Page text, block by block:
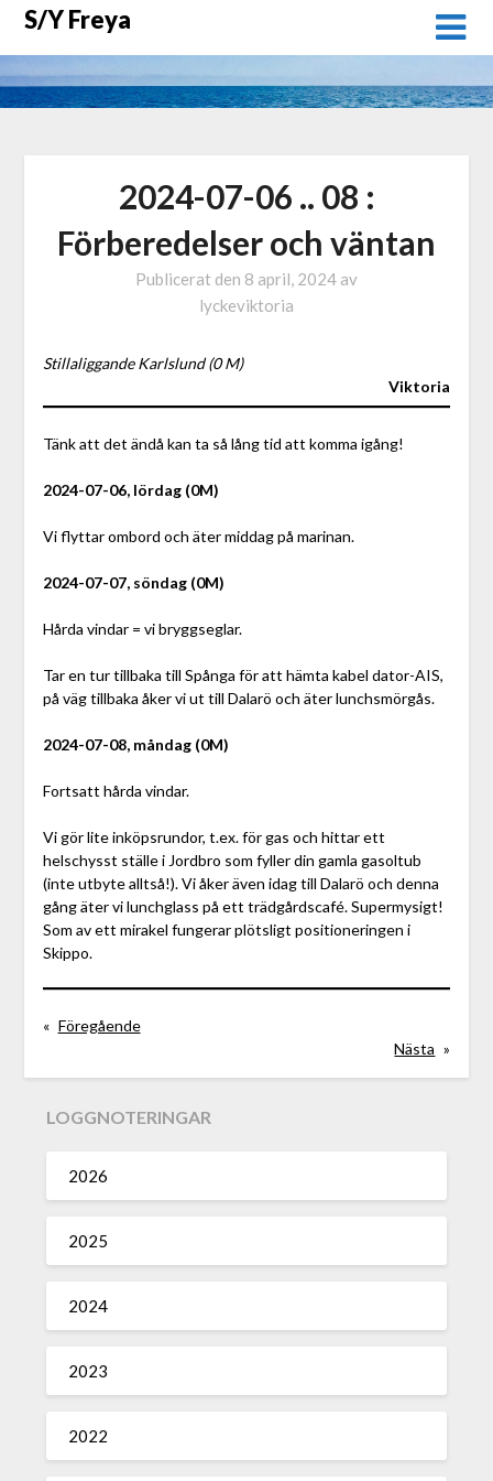
Hoppa
innehåll
S/Y Freya
2024-07-06 .. 08 :
Förberedelser och väntan
Publicerat den 8 april, 2024 av
lyckeviktoria
Stillaliggande Karlslund (0 M)
Viktoria
Tänk att det ändå kan ta så lång tid att komma igång!
2024-07-06, lördag (0M)
Vi flyttar ombord och äter middag på marinan.
2024-07-07, söndag (0M)
Hårda vindar = vi bryggseglar.
Tar en tur tillbaka till Spånga för att hämta kabel dator-AIS,
på väg tillbaka åker vi ut till Dalarö och äter lunchsmörgås.
2024-07-08, måndag (0M)
Fortsatt hårda vindar.
Vi gör lite inköpsrundor, t.ex. för gas och hittar ett
helschysst ställe i Jordbro som fyller din gamla gasoltub
(inte utbyte alltså!). Vi åker även idag till Dalarö och denna
gång äter vi lunchglass på ett trädgårdscafé. Supermysigt!
Som av ett mirakel fungerar plötsligt positioneringen i
Skippo.
« Föregående
Nästa »
LOGGNOTERINGAR
2026
2025
2024
2023
2022